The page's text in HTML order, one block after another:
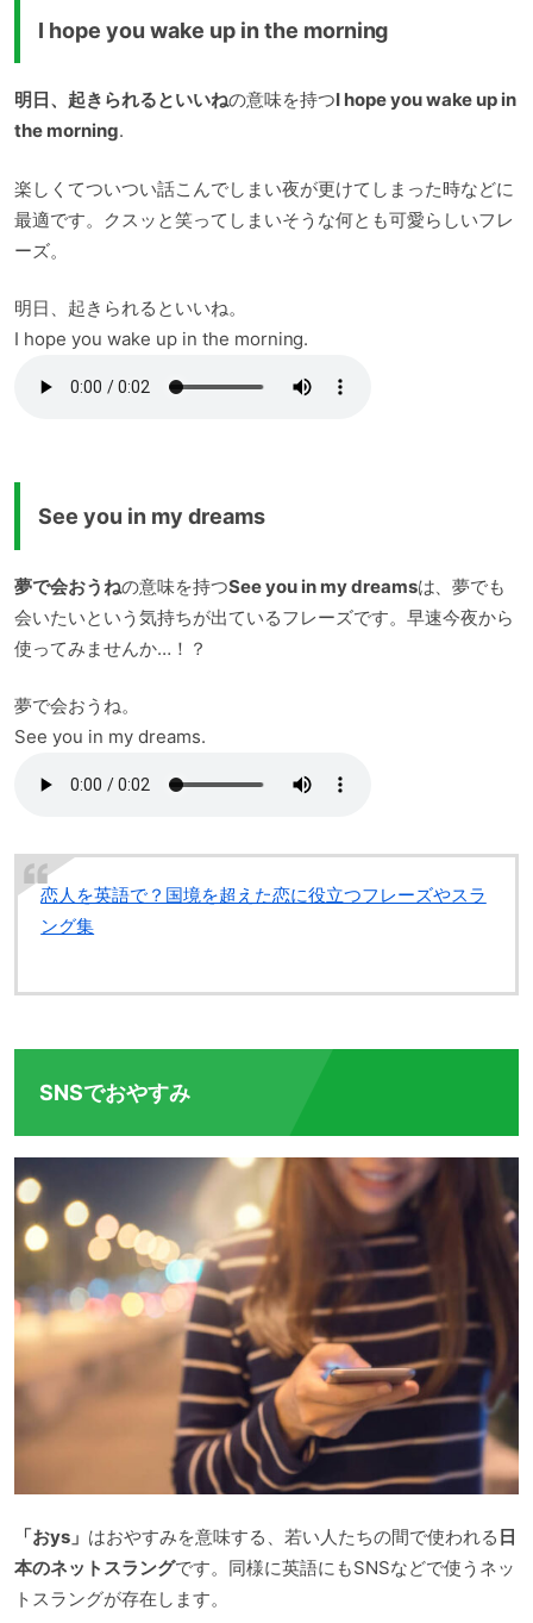
I hope you wake up in the morning
明日、起きられるといいねの意味を持つI hope you wake up in
the morning.
楽しくてついつい話こんでしまい夜が更けてしまった時などに
最適です。クスッと笑ってしまいそうな何とも可愛らしいフレ
ーズ。
明日、起きられるといいね。
I hope you wake up in the morning.
See you in my dreams
夢で会おうねの意味を持つSee you in my dreamsは、夢でも
会いたいという気持ちが出ているフレーズです。早速今夜から
使ってみませんか…！？
夢で会おうね。
See you in my dreams.
恋人を英語で？国境を超えた恋に役立つフレーズやスラ
ング集
SNSでおやすみ
「おys」 はおやすみを意味する、若い人たちの間で使われる 日
本のネットスラングです。同様に英語にもSNSなどで使うネッ
トスラングが存在します。